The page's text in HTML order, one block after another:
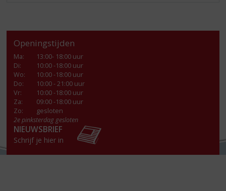
Openingstijden
Ma:
13:00- 18:00 uur
Di:
10:00 -18:00 uur
Wo:
10:00 -18:00 uur
Do:
10:00 - 21:00 uur
Vr:
10:00 -18:00 uur
Za:
09:00 -18:00 uur
Zo:
gesloten
2e pinksterdag gesloten
NIEUWSBRIEF
Schrijf je hier in